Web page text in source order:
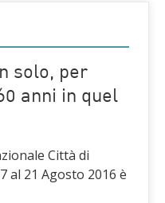
solo, per
anni in quel
Città di
al 21 Agosto 2016 è